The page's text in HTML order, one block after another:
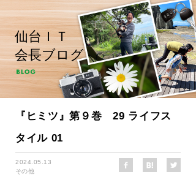
仙台ＩＴ
会長ブログ
『ヒミツ』第９巻 29 ライフス
タイル 01
2024.05.13
その他